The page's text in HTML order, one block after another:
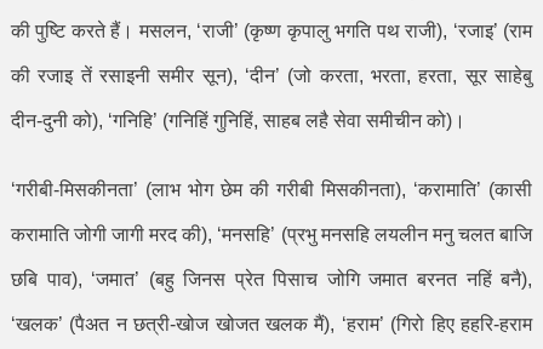
की पुष्टि करते हैं। मसलन, ‘राजी’ (कृष्ण कृपालु भगति पथ राजी), ‘रजाइ’ (राम
की रजाइ तें रसाइनी समीर सून), ‘दीन’ (जो करता,भरता,हरता,सूर साहेबु
दीन-दुनी को), ‘गनिहि’ (गनिहिं गुनिहिं,साहब लहै सेवा समीचीन को)।
‘गरीबी-मिसकीनता’ (लाभ भोग छेम की गरीबी मिसकीनता), ‘करामाति’ (कासी
करामाति जोगी जागी मरद की), ‘मनसहि’ (प्रभु मनसहि लयलीन मनु चलत बाजि
छबि पाव), ‘जमात’ (बहु जिनस प्रेत पिसाच जोगि जमात बरनत नहिं बनै),
‘खलक’ (पैअत न छत्री-खोज खोजत खलक मैं), ‘हराम’ (गिरो हिए हहरि-हराम